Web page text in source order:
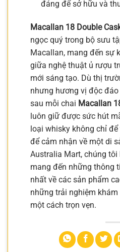
đáng để sở hữu và
Macallan 18 Double
ngọc quý trong bộ sưu
Macallan, mang đến sự
giữa nghệ thuật ủ rượu
mới sáng tạo. Dù thị
nhưng hương vị độc
sau mỗi chai Macallan
luôn giữ được sức hút
loại whisky không chỉ
để cảm nhận về một di
Australia Mart, chúng
mang đến những thông
nhất về các sản phẩm
những trải nghiệm
một cách trọn vẹn.